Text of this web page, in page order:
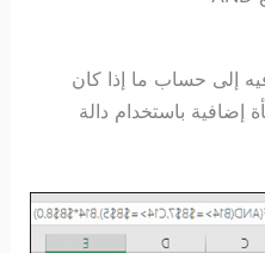
إلى حساب ما إذا كان
إضافية باستخدام دالة